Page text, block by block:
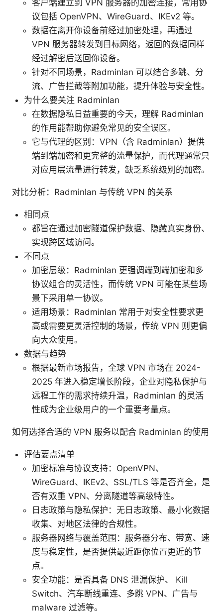
客户端建立到 VPN 服务器的加密连接，常用协
议包括 OpenVPN、WireGuard、IKEv2 等。
数据在离开你设备前经过加密处理，再通过
VPN 服务器转发到目标网络，返回的数据同样
经过解密后送回你设备。
针对不同场景，Radminlan 可以结合多跳、分
流、广告拦截等附加功能，提升体验与安全性。
为什么要关注 Radminlan
在数据隐私日益重要的今天，理解 Radminlan
的作用能帮助你避免常见的安全误区。
它与代理的区别：VPN（含 Radminlan）提供
端到端加密和更完整的流量保护，而代理通常只
对应用层流量进行转发，缺乏系统级别的加密。
对比分析：Radminlan 与传统 VPN 的关系
相同点
都旨在通过加密隧道保护数据、隐藏真实身份、
实现跨区域访问。
不同点
加密层级：Radminlan 更强调端到端加密和多
协议组合的灵活性，而传统 VPN 可能在某些场
景下采用单一协议。
适用场景：Radminlan 常用于对安全性要求更
高或需要更灵活控制的场景，传统 VPN 则更偏
向大众使用。
数据与趋势
根据最新市场报告，全球 VPN 市场在 2024-
2025 年进入稳定增长阶段，企业对隐私保护与
远程工作的需求持续升温，Radminlan 的灵活
性成为企业级用户的一个重要考量点。
如何选择合适的 VPN 服务以配合 Radminlan 的使用
评估要点清单
加密标准与协议支持：OpenVPN、
WireGuard、IKEv2、SSL/TLS 等是否齐全，是
否有双重 VPN、分离隧道等高级特性。
日志政策与隐私保护：无日志政策、最小化数据
收集、对地区法律的合规性。
服务器网络与覆盖范围：服务器分布、带宽、速
度与稳定性，是否提供最近距你位置更近的节
点。
安全功能：是否具备 DNS 泄漏保护、 Kill
Switch、汽车断线重连、多跳 VPN、广告与
malware 过滤等。